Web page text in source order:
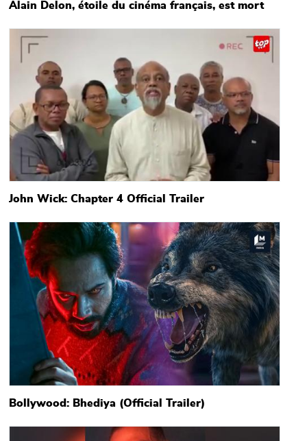
Alain Delon, étoile du cinéma français, est mort
Main picture
John Wick: Chapter 4 Official Trailer
Main picture
Bollywood: Bhediya (Official Trailer)
Main picture